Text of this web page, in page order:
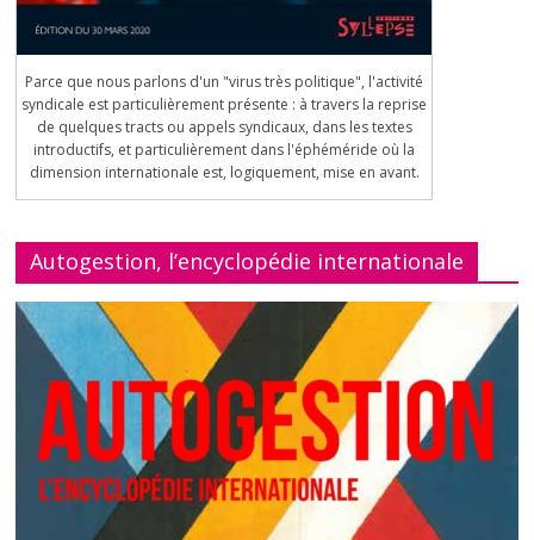
Parce que nous parlons d'un "virus très politique", l'activité
syndicale est particulièrement présente : à travers la reprise
de quelques tracts ou appels syndicaux, dans les textes
introductifs, et particulièrement dans l'éphéméride où la
dimension internationale est, logiquement, mise en avant.
Autogestion, l’encyclopédie internationale